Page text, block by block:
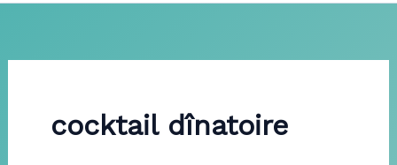
cocktail dînatoire